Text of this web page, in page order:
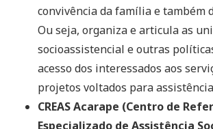
convivência da família e também
Ou seja, organiza e articula as
socioassistencial e outras
acesso dos interessados aos
projetos voltados para
CREAS Acarape (Centro de
Especializado de Assistência